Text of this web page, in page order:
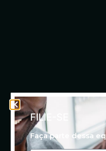
FILIE-SE
Faça parte dessa